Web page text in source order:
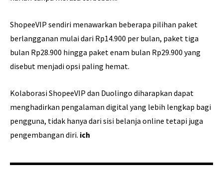
ShopeeVIP sendiri menawarkan beberapa pilihan paket
berlangganan mulai dari Rp14.900 per bulan, paket tiga
bulan Rp28.900 hingga paket enam bulan Rp29.900 yang
disebut menjadi opsi paling hemat.
Kolaborasi ShopeeVIP dan Duolingo diharapkan dapat
menghadirkan pengalaman digital yang lebih lengkap bagi
pengguna, tidak hanya dari sisi belanja online tetapi juga
pengembangan diri. ich